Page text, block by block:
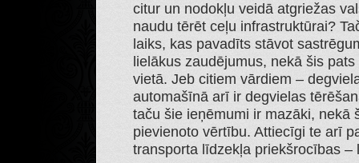
citur un nodokļu veidā atgriežas
naudu tērēt ceļu infrastruktūrai?
laiks, kas pavadīts stāvot
lielākus zaudējumus, nekā šis
vietā. Jeb citiem vārdiem –
automašīnā arī ir degvielas
taču šie ieņēmumi ir mazāki, nekā
pievienoto vērtību. Attiecīgi te arī
transporta līdzekļa priekšrocības